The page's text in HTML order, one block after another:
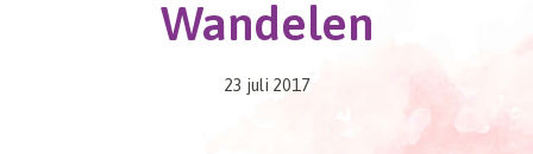
Wandelen
23 juli 2017